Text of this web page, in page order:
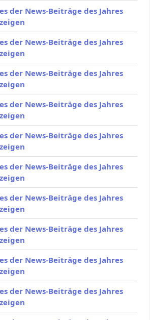
der News-Beiträge des Jahres
der News-Beiträge des Jahres
der News-Beiträge des Jahres
der News-Beiträge des Jahres
der News-Beiträge des Jahres
der News-Beiträge des Jahres
der News-Beiträge des Jahres
der News-Beiträge des Jahres
der News-Beiträge des Jahres
der News-Beiträge des Jahres